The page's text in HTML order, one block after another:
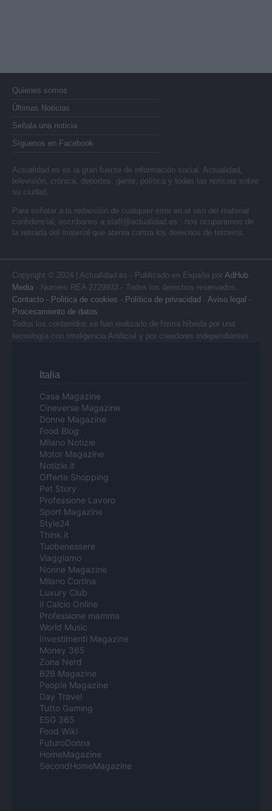
Quienes somos
Últimas Noticias
Señala una noticia
Síguenos en Facebook
Actualidad.es es la gran fuente de información social. Actualidad,
televisión, crónica, deportes, gente, política y todas las noticias sobre
su ciudad.
Para señalar a la redacción de cualquier error en el uso del material
confidencial, escríbanos a staff@actualidad.es : nos ocuparemos de
la retirada del material que atenta contra los derechos de terceros.
Copyright © 2024 | Actualidad.es - Publicado en España por AdHub
Media - Numero REA 2729933 - Todos los derechos reservados.
Contacto - Politica de cookies - Política de privacidad - Aviso legal -
Procesamiento de datos
Todos los contenidos se han realizado de forma híbrida por una
tecnología con Inteligencia Artificial y por creadores independientes
Italia
Casa Magazine
Cineverse Magazine
Donne Magazine
Food Blog
Milano Notizie
Motor Magazine
Notizie.it
Offerte Shopping
Pet Story
Professione Lavoro
Sport Magazine
Style24
Think.it
Tuobenessere
Viaggiamo
Nonne Magazine
Milano Cortina
Luxury Club
Il Calcio Online
Professione mamma
World Music
Investimenti Magazine
Money 365
Zona Nerd
B2B Magazine
People Magazine
Day Travel
Tutto Gaming
ESG 365
Food Wiki
FuturoDonna
HomeMagazine
SecondHomeMagazine